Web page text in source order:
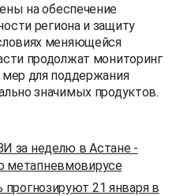
на обеспечение
региона и защиту
меняющейся
продолжат мониторинг
для поддержания
значимых продуктов.
за неделю в Астане -
метапневмовирусе
прогнозируют 21 января в